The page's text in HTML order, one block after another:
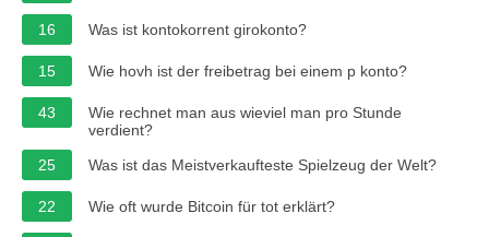
16 Was ist kontokorrent girokonto?
15 Wie hovh ist der freibetrag bei einem p konto?
43
Wie rechnet man aus wieviel man pro Stunde
verdient?
25
Was ist das Meistverkaufteste Spielzeug der Welt?
22 Wie oft wurde Bitcoin für tot erklärt?